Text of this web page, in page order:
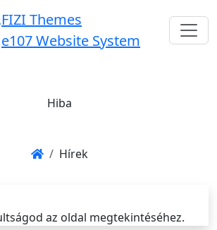
FIZI Themes
e107 Website System
Hiba
Hírek
az oldal megtekintéséhez.